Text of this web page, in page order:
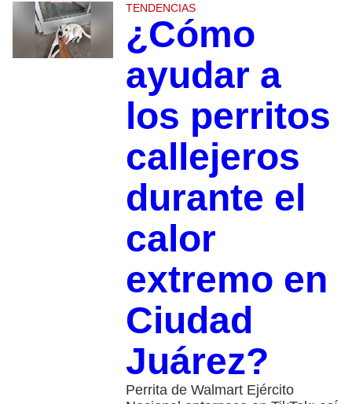
TENDENCIAS
¿Cómo
ayudar a
los perritos
callejeros
durante el
calor
extremo en
Ciudad
Juárez?
Perrita de Walmart Ejército